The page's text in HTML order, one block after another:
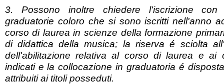
3. Possono inoltre chiedere l'iscrizione con
graduatorie coloro che si sono iscritti nell'anno
corso di laurea in scienze della formazione
di didattica della musica; la riserva é sciolta
dell'abilitazione relativa al corso di laurea e ai
indicati e la collocazione in graduatoria é
attribuiti ai titoli posseduti.